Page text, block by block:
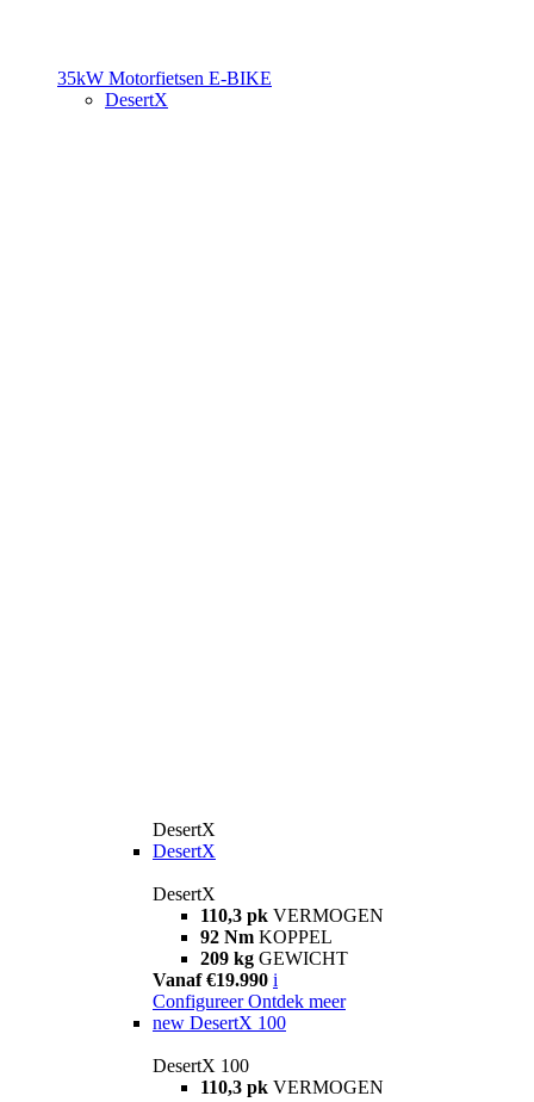
35kW Motorfietsen E-BIKE
DesertX
DesertX
DesertX
DesertX
110,3 pk VERMOGEN
92 Nm KOPPEL
209 kg GEWICHT
Vanaf €19.990 i
Configureer Ontdek meer
new DesertX 100
DesertX 100
110,3 pk VERMOGEN